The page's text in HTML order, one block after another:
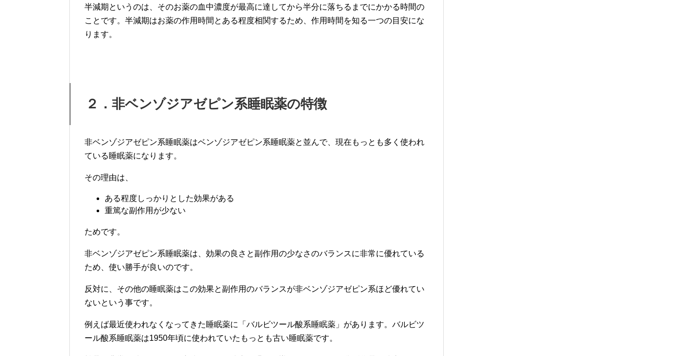
半減期というのは、そのお薬の血中濃度が最高に達してから半分に落ちるまでにかかる時間の
ことです。半減期はお薬の作用時間とある程度相関するため、作用時間を知る一つの目安にな
ります。
２．非ベンゾジアゼピン系睡眠薬の特徴
非ベンゾジアゼピン系睡眠薬はベンゾジアゼピン系睡眠薬と並んで、現在もっとも多く使われ
ている睡眠薬になります。
その理由は、
ある程度しっかりとした効果がある
重篤な副作用が少ない
ためです。
非ベンゾジアゼピン系睡眠薬は、効果の良さと副作用の少なさのバランスに非常に優れている
ため、使い勝手が良いのです。
反対に、その他の睡眠薬はこの効果と副作用のバランスが非ベンゾジアゼピン系ほど優れてい
ないという事です。
例えば最近使われなくなってきた睡眠薬に「バルビツール酸系睡眠薬」があります。バルビツ
ール酸系睡眠薬は1950年頃に使われていたもっとも古い睡眠薬です。